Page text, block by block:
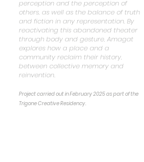
perception and the perception of
others, as well as the balance of truth
and fiction in any representation. By
reactivating this abandoned theater
through body and gesture, Amagat
explores how a place and a
community reclaim their history,
between collective memory and
reinvention.
Project carried out in February 2025 as part of the
Trigone Creative Residency.